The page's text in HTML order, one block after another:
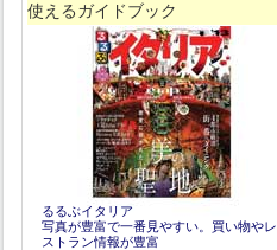
使えるガイドブック
るるぶイタリア
写真が豊富で一番見やすい。買い物やレ
ストラン情報が豊富